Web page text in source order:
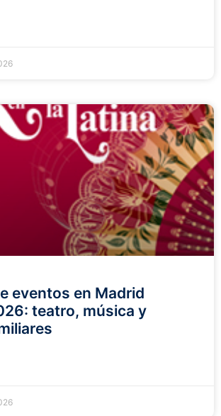
eventos en Madrid
teatro, música y